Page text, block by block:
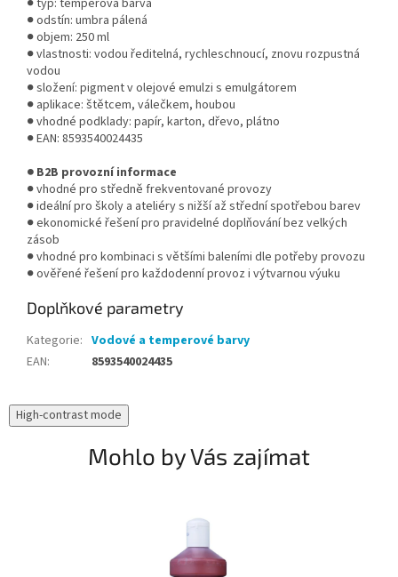
● odstín: umbra pálená
● objem: 250 ml
● vlastnosti: vodou ředitelná, rychleschnoucí, znovu rozpustná
vodou
● složení: pigment v olejové emulzi s emulgátorem
● aplikace: štětcem, válečkem, houbou
● vhodné podklady: papír, karton, dřevo, plátno
● EAN: 8593540024435
● B2B provozní informace
● vhodné pro středně frekventované provozy
● ideální pro školy a ateliéry s nižší až střední spotřebou barev
● ekonomické řešení pro pravidelné doplňování bez velkých
zásob
● vhodné pro kombinaci s většími baleními dle potřeby provozu
● ověřené řešení pro každodenní provoz i výtvarnou výuku
Doplňkové parametry
Kategorie: Vodové a temperové barvy
EAN: 8593540024435
High-contrast mode
Mohlo by Vás zajímat